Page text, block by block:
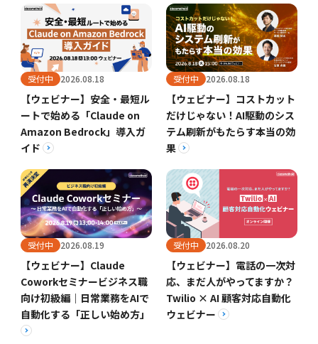
受付中 2026.08.18
【ウェビナー】安全・最短ル
ートで始める「Claude on
Amazon Bedrock」導入ガ
イド
受付中 2026.08.18
【ウェビナー】コストカット
だけじゃない！AI駆動のシス
テム刷新がもたらす本当の効
果
受付中 2026.08.19
【ウェビナー】Claude
Coworkセミナービジネス職
向け初級編｜日常業務をAIで
自動化する「正しい始め方」
受付中 2026.08.20
【ウェビナー】電話の一次対
応、まだ人がやってますか？
Twilio × AI 顧客対応自動化
ウェビナー